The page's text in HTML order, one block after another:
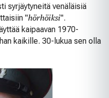
syrjäytyneitä venäläisiä
"hörhöiksi".
kaipaavan 1970-
kaikille. 30-lukua sen olla